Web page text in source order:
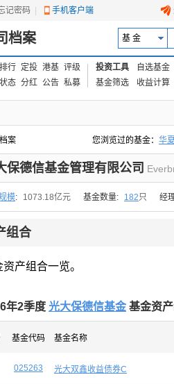
记密码 手机客户端
档案 基 金
行 定投 港基 评级
态 分红 公告 私募
投资工具
自选基金
基金筛选
收益计算
案 您浏览过的基金： 华
易方达上证中盘ETF联
保德信基金管理有限公司
模: 1073.18亿元 基金数量: 182只 经
组合
产组合一览。
年2季度 光大保德信基金 基金资
基金代码 基金名称
025263 光大双鑫收益债券C